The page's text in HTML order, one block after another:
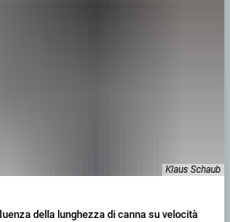
Klaus Schaub
della lunghezza di canna su velocità